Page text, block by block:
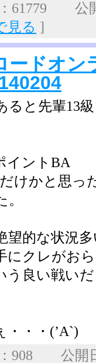
：61779 公
見る ]
ードオ
ると先輩13
イントBA
けかと思っ
望的な状況
にクレがお
う良い戦い
・・・(’A`)
：908 公開